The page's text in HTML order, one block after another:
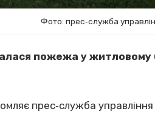
Фото: прес‐служба
пожежа у житловому
прес‐служба